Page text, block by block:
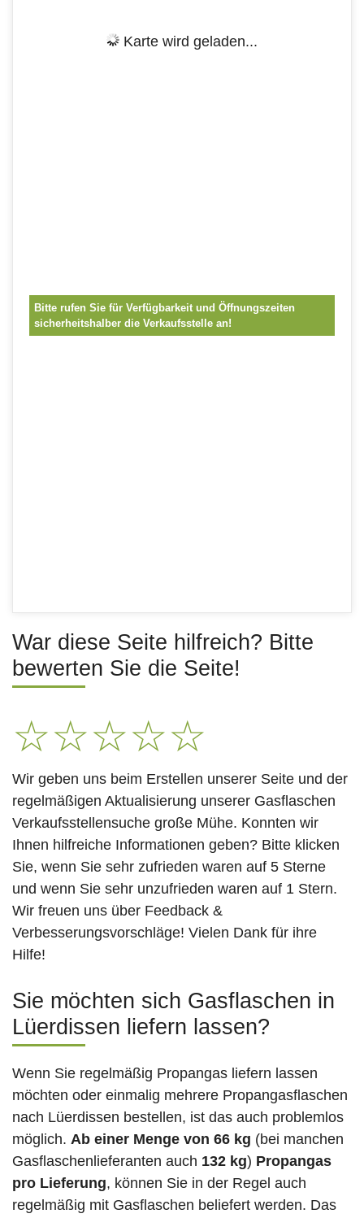
Karte wird geladen...
Bitte rufen Sie für Verfügbarkeit und Öffnungszeiten
sicherheitshalber die Verkaufsstelle an!
War diese Seite hilfreich? Bitte
bewerten Sie die Seite!
☆☆☆☆☆
Wir geben uns beim Erstellen unserer Seite und der
regelmäßigen Aktualisierung unserer Gasflaschen
Verkaufsstellensuche große Mühe. Konnten wir
Ihnen hilfreiche Informationen geben? Bitte klicken
Sie, wenn Sie sehr zufrieden waren auf 5 Sterne
und wenn Sie sehr unzufrieden waren auf 1 Stern.
Wir freuen uns über Feedback &
Verbesserungsvorschläge! Vielen Dank für ihre
Hilfe!
Sie möchten sich Gasflaschen in
Lüerdissen liefern lassen?
Wenn Sie regelmäßig Propangas liefern lassen
möchten oder einmalig mehrere Propangasflaschen
nach Lüerdissen bestellen, ist das auch problemlos
möglich. Ab einer Menge von 66 kg (bei manchen
Gasflaschenlieferanten auch 132 kg) Propangas
pro Lieferung, können Sie in der Regel auch
regelmäßig mit Gasflaschen beliefert werden. Das